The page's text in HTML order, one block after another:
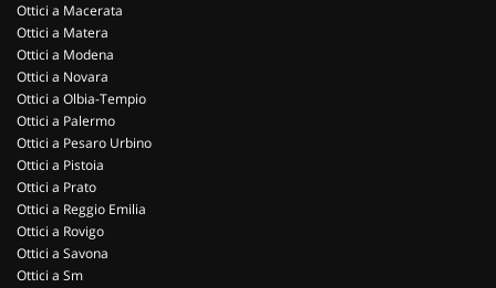
Ottici a Macerata
Ottici a Matera
Ottici a Modena
Ottici a Novara
Ottici a Olbia-Tempio
Ottici a Palermo
Ottici a Pesaro Urbino
Ottici a Pistoia
Ottici a Prato
Ottici a Reggio Emilia
Ottici a Rovigo
Ottici a Savona
Ottici a Sm